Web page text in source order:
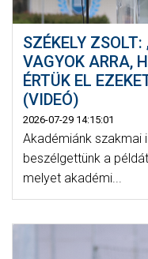
SZÉKELY
VAGYOK ARRA,
ÉRTÜK EL
(VIDEÓ)
2026-07-29 14:15:01
Akadémiánk szakmai
beszélgettünk a
melyet akadémi...